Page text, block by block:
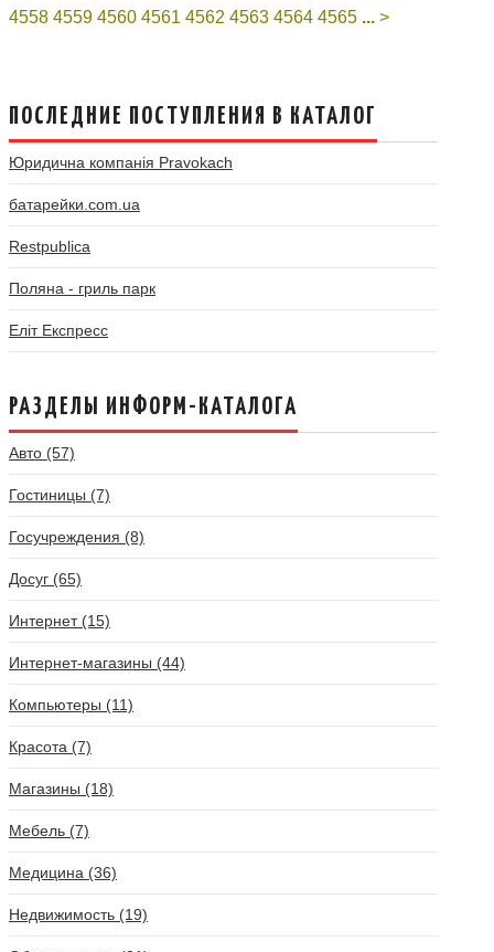
4558 4559 4560 4561 4562 4563 4564 4565 ... >
ПОСЛЕДНИЕ ПОСТУПЛЕНИЯ В КАТАЛОГ
Юридична компанія Pravokach
батарейки.com.ua
Restpublica
Поляна - гриль парк
Еліт Експресс
РАЗДЕЛЫ ИНФОРМ-КАТАЛОГА
Авто (57)
Гостиницы (7)
Госучреждения (8)
Досуг (65)
Интернет (15)
Интернет-магазины (44)
Компьютеры (11)
Красота (7)
Магазины (18)
Мебель (7)
Медицина (36)
Недвижимость (19)